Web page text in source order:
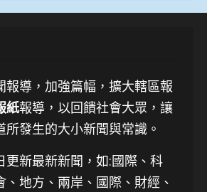
報導，加強篇幅，擴大轄區報
紙報導，以回饋社會大眾，讓
發生的大小新聞與常識。
更新最新新聞 ，如:國際、科
、地方、兩岸、國際、財經、